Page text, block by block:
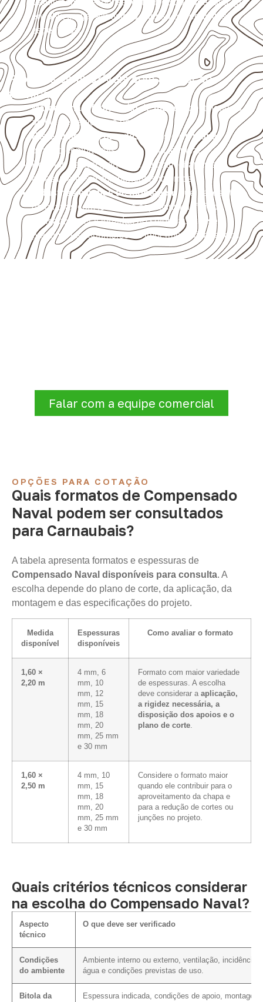
Valide com o responsável técnico qualquer uso que
envolva carga, exposição intensa ou requisitos
específicos.
Projetos compatíveis com avaliação
técnica
Marcenaria e fabricação de móveis
destinados a
ambientes sujeitos à umidade.
Revestimentos, paredes, pisos e divisórias,
quando compatíveis com a ficha técnica.
Projetos de transporte que utilizam chapas em
revestimentos e componentes internos.
Indústrias e linhas de montagem que necessitam
de chapas com formato e espessura definidos.
Aplicações relacionadas ao setor náutico, sem
presumir uso submerso ou impermeabilidade total.
Falar com a equipe comercial
OPÇÕES PARA COTAÇÃO
Quais formatos de Compensado
Naval podem ser consultados
para Carnaubais?
A tabela apresenta formatos e espessuras de
Compensado Naval disponíveis para consulta. A
escolha depende do plano de corte, da aplicação, da
montagem e das especificações do projeto.
Medida
disponível
Espessuras
disponíveis
Como avaliar o formato
1,60 ×
2,20 m
4 mm, 6
mm, 10
mm, 12
mm, 15
mm, 18
mm, 20
mm, 25 mm
e 30 mm
Formato com maior variedade
de espessuras. A escolha
deve considerar a aplicação,
a rigidez necessária, a
disposição dos apoios e o
plano de corte.
1,60 ×
2,50 m
4 mm, 10
mm, 15
mm, 18
mm, 20
mm, 25 mm
e 30 mm
Considere o formato maior
quando ele contribuir para o
aproveitamento da chapa e
para a redução de cortes ou
junções no projeto.
Quais critérios técnicos considerar
na escolha do Compensado Naval?
Aspecto
técnico
O que deve ser verificado
Condições
do ambiente
Ambiente interno ou externo, ventilação, incidência
água e condições previstas de uso.
Bitola da
Espessura indicada, condições de apoio, montagem